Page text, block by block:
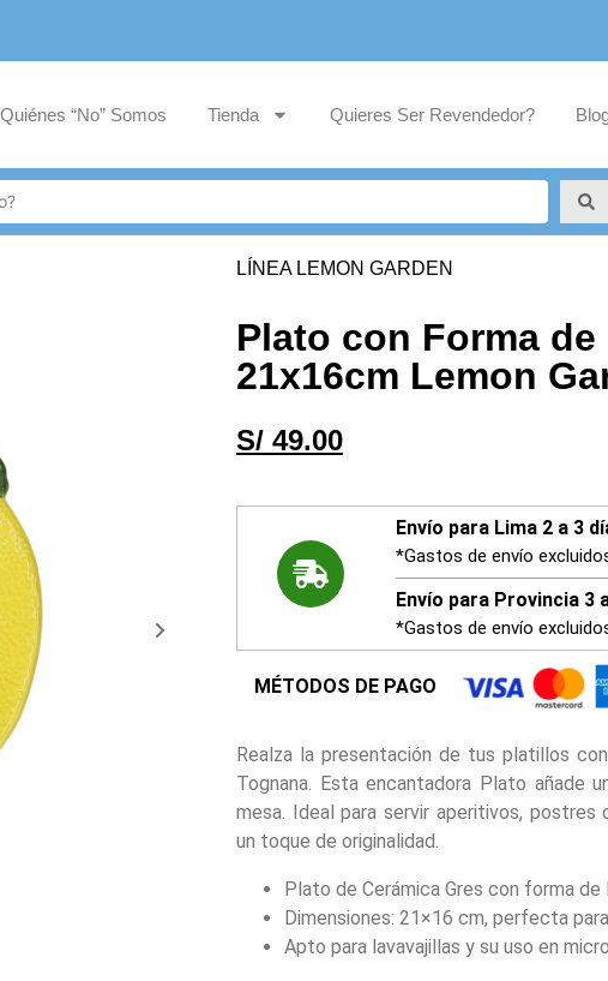
Quiénes “No” Somos Tienda Quieres Ser Revendedor?
LÍNEA LEMON GARDEN
Plato con Forma de
21x16cm Lemon
S/ 49.00
Envío para Lima 2 a 3
*Gastos de envío
Envío para Provincia 3
*Gastos de envío
MÉTODOS DE PAGO
Realza la presentación de tus platillos
Tognana. Esta encantadora Plato
mesa. Ideal para servir aperitivos,
un toque de originalidad.
Plato de Cerámica Gres con forma de
Dimensiones: 21×16 cm, perfecta
Apto para lavavajillas y su uso en